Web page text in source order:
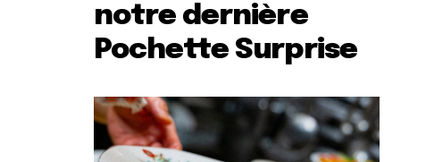
notre dernière
Pochette Surprise